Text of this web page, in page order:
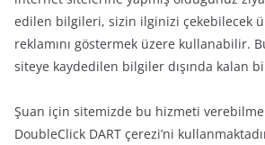
edilen bilgileri, sizin ilginizi çekebilecek
reklamını göstermek üzere kullanabilir.
siteye kaydedilen bilgiler dışında kalan
Şuan için sitemizde bu hizmeti
DoubleClick DART çerezi’ni